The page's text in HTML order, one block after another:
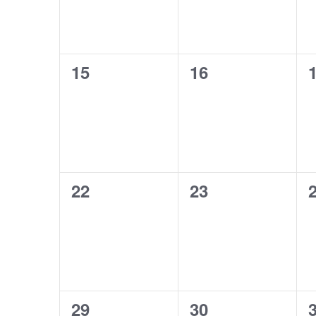
0
15
0
16
0
0
22
0
23
0
0
29
0
30
0